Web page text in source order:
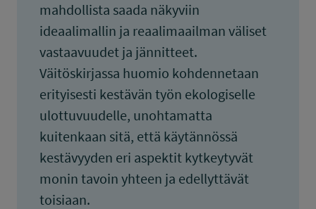
mahdollista saada näkyviin
ideaalimallin ja reaalimaailman väliset
vastaavuudet ja jännitteet.
Väitöskirjassa huomio kohdennetaan
erityisesti kestävän työn ekologiselle
ulottuvuudelle, unohtamatta
kuitenkaan sitä, että käytännössä
kestävyyden eri aspektit kytkeytyvät
monin tavoin yhteen ja edellyttävät
toisiaan.